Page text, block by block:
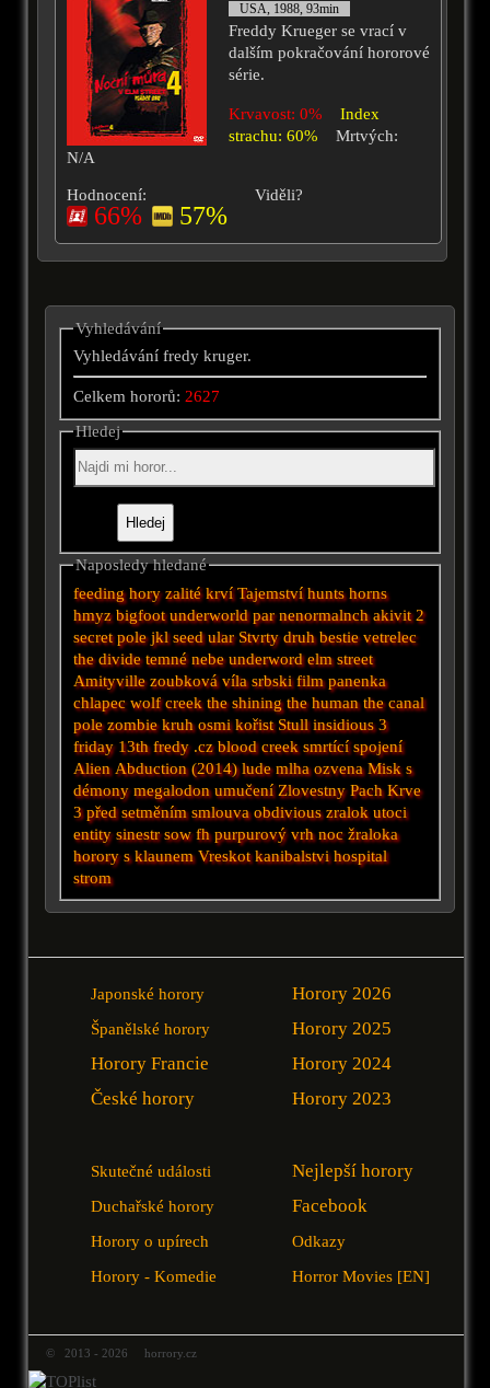
USA, 1988, 93min
Freddy Krueger se vrací v
dalším pokračování hororové
série.
Krvavost: 0%
Index
strachu: 60%
Mrtvých:
N/A
Hodnocení:
66% 57%
Viděli?
Vyhledávání
Vyhledávání fredy kruger.
Celkem hororů:2627
Hledej
Naposledy hledané
feeding hory zalité krví Tajemství hunts horns
hmyz bigfoot underworld par nenormalnch akivit 2
secret pole jkl seed ular Stvrty druh bestie vetrelec
the divide temné nebe underword elm street
Amityville zoubková víla srbski film panenka
chlapec
wolf creek the shining the human the canal
pole zombie kruh osmi kořist Stull insidious 3
friday 13th fredy .cz blood creek smrtící spojení
Alien Abduction (2014) lude mlha ozvena Misk s
démony megalodon umučení Zlovestny Pach Krve
3 před setměnímsmlouva obdivious zralok utoci
entity sinestr sow fh purpurový vrh noc žraloka
horory s klaunem Vreskot kanibalstvi hospital
strom
Japonské horory
Španělské horory
Horory Francie
České horory
Horory 2026
Horory 2025
Horory 2024
Horory 2023
Skutečné události
Duchařské horory
Horory o upírech
Horory - Komedie
Nejlepší horory
Facebook
Odkazy
Horror Movies [EN]
© 2013 - 2026 horrory.cz